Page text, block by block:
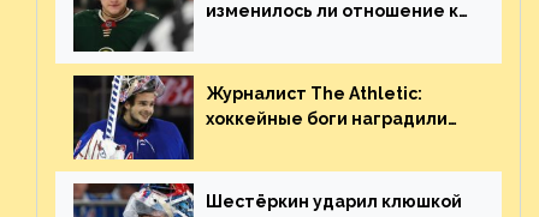
изменилось ли отношение к
Украине
Журналист The Athletic:
хоккейные боги наградили
великолепную игру
Шестёркин ударил клюшкой